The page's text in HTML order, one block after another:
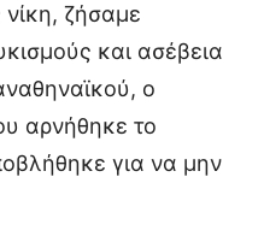
ζήσαμε
και ασέβεια
ο
αρνήθηκε το
για να μην